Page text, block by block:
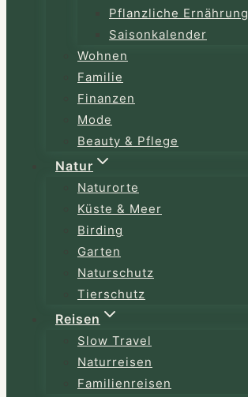
Pflanzliche Ernährung
Saisonkalender
Wohnen
Familie
Finanzen
Mode
Beauty & Pflege
Natur
Naturorte
Küste & Meer
Birding
Garten
Naturschutz
Tierschutz
Reisen
Slow Travel
Naturreisen
Familienreisen